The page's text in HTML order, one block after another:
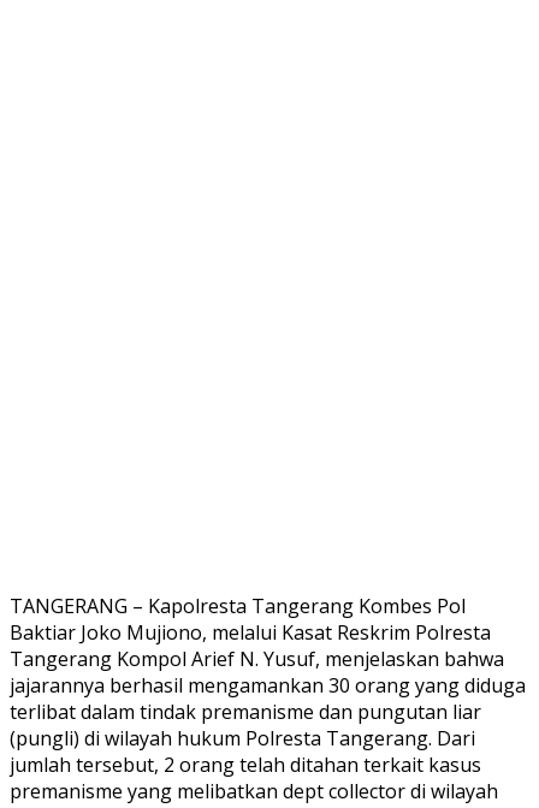
TANGERANG – Kapolresta Tangerang Kombes Pol
Baktiar Joko Mujiono, melalui Kasat Reskrim Polresta
Tangerang Kompol Arief N. Yusuf, menjelaskan bahwa
jajarannya berhasil mengamankan 30 orang yang diduga
terlibat dalam tindak premanisme dan pungutan liar
(pungli) di wilayah hukum Polresta Tangerang. Dari
jumlah tersebut, 2 orang telah ditahan terkait kasus
premanisme yang melibatkan dept collector di wilayah